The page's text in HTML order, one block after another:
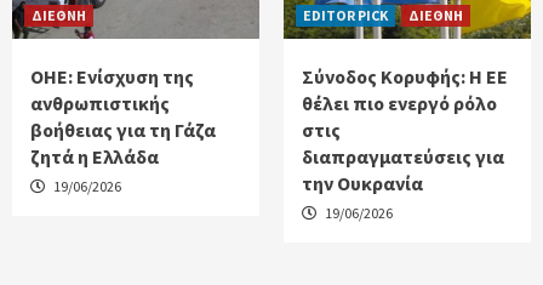
ΔΙΕΘΝΗ
ΟΗΕ: Ενίσχυση της
ανθρωπιστικής
βοήθειας για τη Γάζα
ζητά η Ελλάδα
19/06/2026
EDITOR PICK ΔΙΕΘΝΗ
Σύνοδος Κορυφής: Η ΕΕ
θέλει πιο ενεργό ρόλο
στις
διαπραγματεύσεις για
την Ουκρανία
19/06/2026